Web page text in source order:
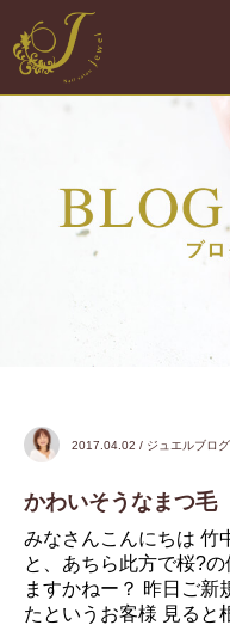
2017.04.02 / ジュエルブログ
かわいそうなまつ毛
みなさんこんにちは 竹
と、あちら此方で桜?
ますかねー？ 昨日ご新
たというお客様 見ると